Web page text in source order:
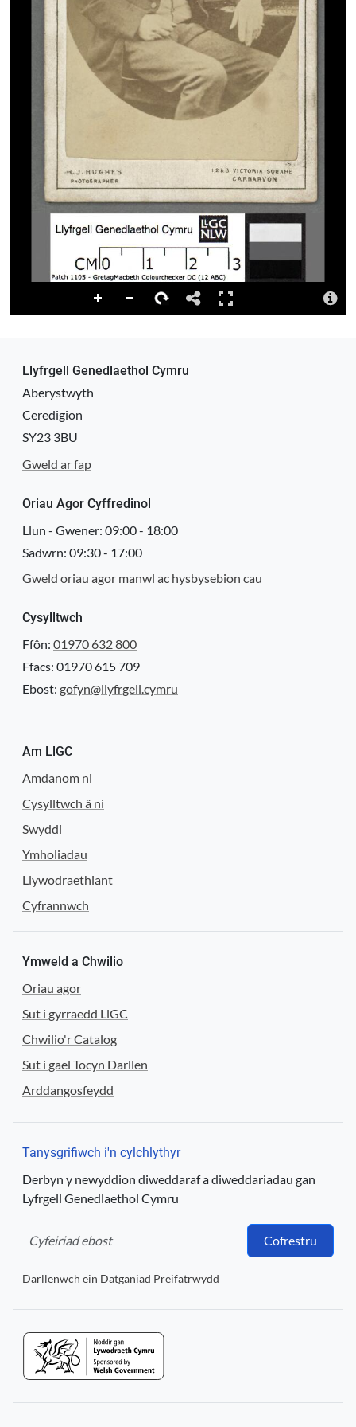
Dolen barhaol
http://hdl.handle.net/10107/4670282
Ystorfa
Digidwyd y cynnwys hwn gan Lyfrgell Genedlaethol Cymru
Priodoledd
Llyfrgell Genedlaethol Cymru – The National Library of Wales
Llyfrgell Genedlaethol Cymru – The National Library of Wales
Trwydded
http://creativecommons.org/publicdomain/mark/1.0/
Llyfrgell Genedlaethol Cymru
Aberystwyth
Ceredigion
SY23 3BU
Gweld ar fap
Oriau Agor Cyffredinol
Llun - Gwener: 09:00- 18:00
Sadwrn: 09:30- 17:00
Gweld oriau agor manwl ac hysbysebion cau
Cysylltwch
Ffôn: 01970 632 800
Ffacs: 01970 615 709
Ebost: gofyn@llyfrgell.cymru
Am LlGC
Amdanom ni
Cysylltwch â ni
Swyddi
Ymholiadau
Llywodraethiant
Cyfrannwch
Ymweld a Chwilio
Oriau agor
Sut i gyrraedd LlGC
Chwilio'r Catalog
Sut i gael Tocyn Darllen
Arddangosfeydd
Tanysgrifiwch i'n cylchlythyr
Derbyn y newyddion diweddaraf a diweddariadau gan
Lyfrgell Genedlaethol Cymru
Cofrestru
Darllenwch ein Datganiad Preifatrwydd